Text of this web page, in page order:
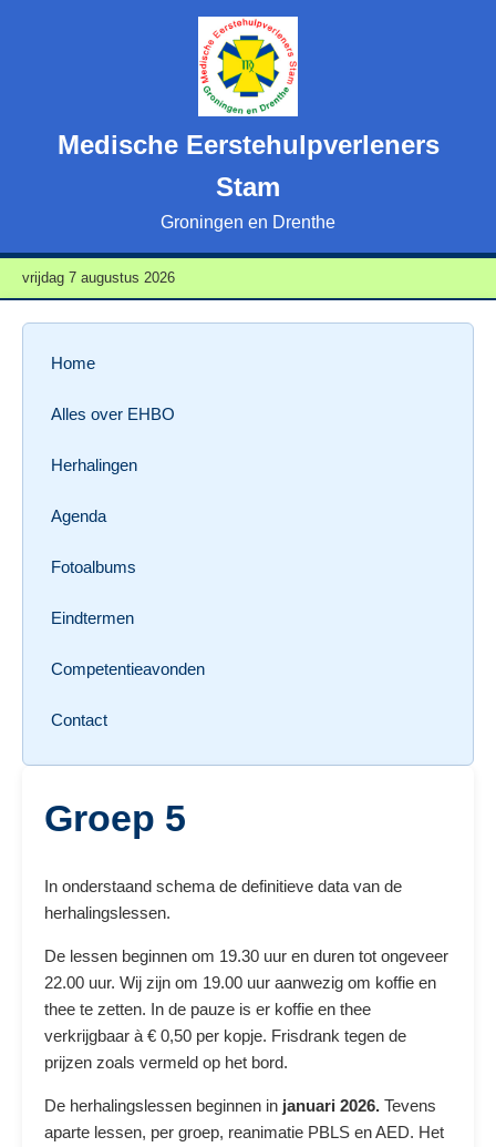
Medische Eerstehulpverleners
Stam
Groningen en Drenthe
vrijdag 7 augustus 2026
Home
Alles over EHBO
Herhalingen
Agenda
Fotoalbums
Eindtermen
Competentieavonden
Contact
Groep 5
In onderstaand schema de definitieve data van de
herhalingslessen.
De lessen beginnen om 19.30 uur en duren tot ongeveer
22.00 uur. Wij zijn om 19.00 uur aanwezig om koffie en
thee te zetten. In de pauze is er koffie en thee
verkrijgbaar à € 0,50 per kopje. Frisdrank tegen de
prijzen zoals vermeld op het bord.
De herhalingslessen beginnen in januari 2026. Tevens
aparte lessen, per groep, reanimatie PBLS en AED. Het